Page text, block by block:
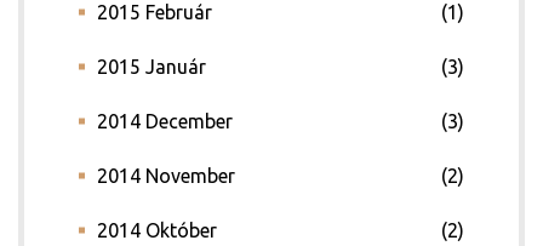
2015 Február (1)
2015 Január (3)
2014 December (3)
2014 November (2)
2014 Október (2)